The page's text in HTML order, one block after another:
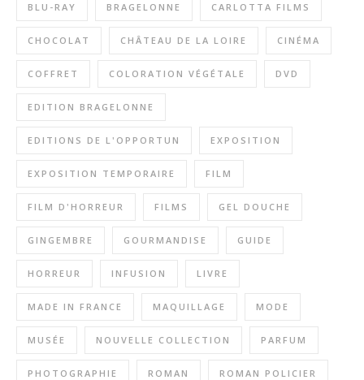
BLU-RAY BRAGELONNE CARLOTTA FILMS
CHOCOLAT CHÂTEAU DE LA LOIRE CINÉMA
COFFRET COLORATION VÉGÉTALE DVD
EDITION BRAGELONNE
EDITIONS DE L'OPPORTUN EXPOSITION
EXPOSITION TEMPORAIRE FILM
FILM D'HORREUR FILMS GEL DOUCHE
GINGEMBRE GOURMANDISE GUIDE
HORREUR INFUSION LIVRE
MADE IN FRANCE MAQUILLAGE MODE
MUSÉE NOUVELLE COLLECTION PARFUM
PHOTOGRAPHIE ROMAN ROMAN POLICIER